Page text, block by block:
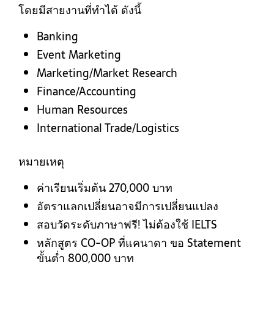
โดยมีสายงานที่ทำได้ ดังนี้
Banking
Event Marketing
Marketing/Market Research
Finance/Accounting
Human Resources
International Trade/Logistics
หมายเหตุ
ค่าเรียนเริ่มต้น 270,000 บาท
อัตราแลกเปลี่ยนอาจมีการเปลี่ยนแปลง
สอบวัดระดับภาษาฟรี! ไม่ต้องใช้ IELTS
หลักสูตร CO-OP ที่แคนาดา ขอ Statement
ขั้นต่ำ 800,000 บาท